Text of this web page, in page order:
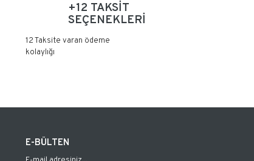
+12 TAKSİT
SEÇENEKLERİ
12 Taksite varan ödeme
kolaylığı
E-BÜLTEN